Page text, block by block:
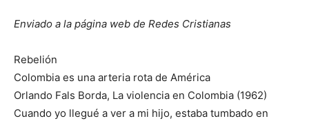
Enviado a la página web de Redes Cristianas
Rebelión
Colombia es una arteria rota de América
Orlando Fals Borda, La violencia en Colombia (1962)
Cuando yo llegué a ver a mi hijo, estaba tumbado en